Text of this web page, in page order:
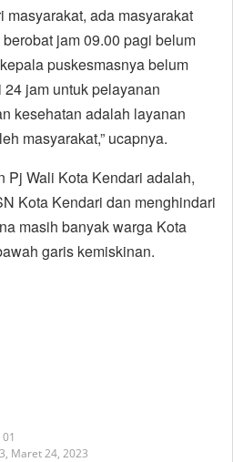
masyarakat, ada masyarakat
jam 09.00 pagi belum
puskesmasnya belum
jam untuk pelayanan
kesehatan adalah layanan
masyarakat,” ucapnya.
Pj Wali Kota Kendari adalah,
Kota Kendari dan menghindari
masih banyak warga Kota
garis kemiskinan.
Maret 24, 2023